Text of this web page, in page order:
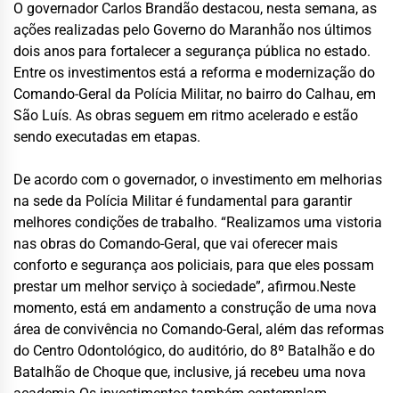
O governador Carlos Brandão destacou, nesta semana, as
ações realizadas pelo Governo do Maranhão nos últimos
dois anos para fortalecer a segurança pública no estado.
Entre os investimentos está a reforma e modernização do
Comando-Geral da Polícia Militar, no bairro do Calhau, em
São Luís. As obras seguem em ritmo acelerado e estão
sendo executadas em etapas.
De acordo com o governador, o investimento em melhorias
na sede da Polícia Militar é fundamental para garantir
melhores condições de trabalho. “Realizamos uma vistoria
nas obras do Comando-Geral, que vai oferecer mais
conforto e segurança aos policiais, para que eles possam
prestar um melhor serviço à sociedade”, afirmou.Neste
momento, está em andamento a construção de uma nova
área de convivência no Comando-Geral, além das reformas
do Centro Odontológico, do auditório, do 8º Batalhão e do
Batalhão de Choque que, inclusive, já recebeu uma nova